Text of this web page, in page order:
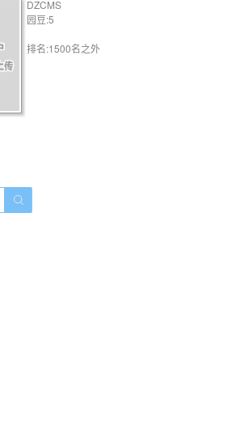
DZCMS
园豆:5
排名:1500名之外